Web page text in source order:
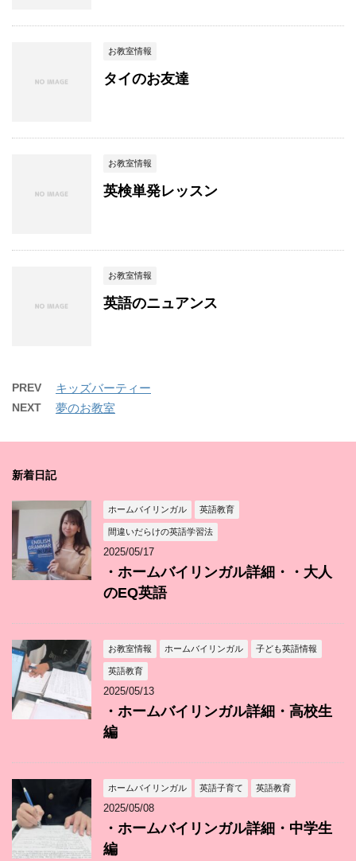
お教室情報
タイのお友達
お教室情報
英検単発レッスン
お教室情報
英語のニュアンス
PREV キッズバーティー
NEXT 夢のお教室
新着日記
ホームバイリンガル 英語教育
間違いだらけの英語学習法
2025/05/17
・ホームバイリンガル詳細・・大人
のEQ英語
お教室情報 ホームバイリンガル 子ども英語情報
英語教育
2025/05/13
・ホームバイリンガル詳細・高校生
編
ホームバイリンガル 英語子育て 英語教育
2025/05/08
・ホームバイリンガル詳細・中学生
編